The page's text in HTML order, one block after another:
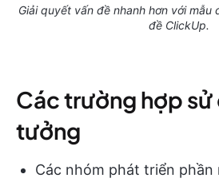
Giải quyết vấn đề nhanh hơn với mẫu
đề ClickUp.
Các trường hợp sử
tưởng
Các nhóm phát triển phần